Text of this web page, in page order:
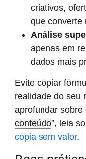
criativos,
que converte
Análise
apenas em
dados mais
Evite copiar
realidade do seu
aprofundar sobre
conteúdo”, leia
cópia sem valor.